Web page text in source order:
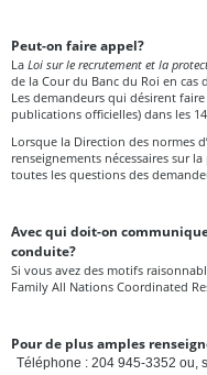
Peut-on faire appel?
La Loi sur le recrutement et la
de la Cour du Banc du Roi en cas
Les demandeurs qui désirent
publications officielles) dans les
Lorsque la Direction des normes
renseignements nécessaires sur
toutes les questions des
Avec qui doit-on
conduite?
Si vous avez des motifs
Family All Nations Coordinated
Pour de plus amples
Téléphone : 204 945-3352 ou,